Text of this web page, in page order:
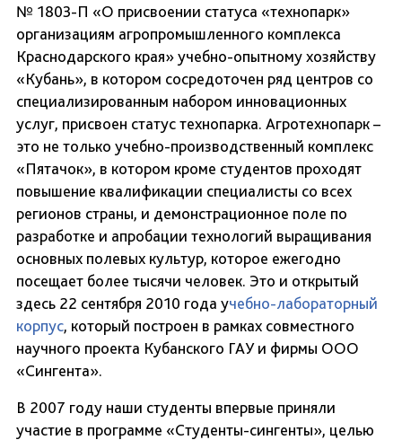
№ 1803-П «О присвоении статуса «технопарк»
организациям агропромышленного комплекса
Краснодарского края» учебно-опытному хозяйству
«Кубань», в котором сосредоточен ряд центров со
специализированным набором инновационных
услуг, присвоен статус технопарка. Агротехнопарк –
это не только учебно-производственный комплекс
«Пятачок», в котором кроме студентов проходят
повышение квалификации специалисты со всех
регионов страны, и демонстрационное поле по
разработке и апробации технологий выра­щивания
основных полевых культур, которое ежегодно
посещает более тысячи человек. Это и открытый
здесь 22 сентября 2010 года учебно-лабораторный
корпус, который построен в рамках совместного
научного проекта Кубанского ГАУ и фирмы ООО
«Сингента».
В 2007 году наши студенты впервые приняли
участие в программе «Студенты-сингенты», целью